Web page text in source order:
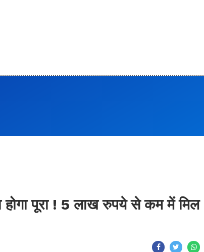
पूरा ! 5 लाख रुपये से कम में मिल